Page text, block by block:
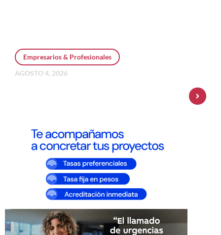
Empresarios & Profesionales
AGOSTO 4, 2026